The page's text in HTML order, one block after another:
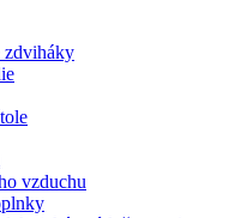
zdviháky
vzduchu